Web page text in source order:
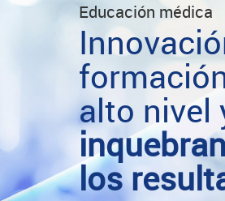
Educación médica
alto nivel
los